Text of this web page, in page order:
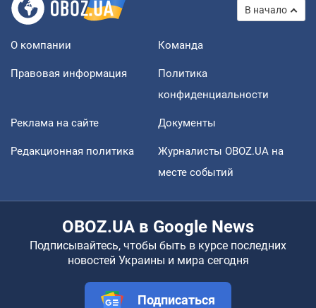
В начало
О компании Команда
Правовая информация
Политика
конфиденциальности
Реклама на сайте Документы
Редакционная политика
Журналисты OBOZ.UA на
месте событий
OBOZ.UA в Google News
Подписывайтесь, чтобы быть в курсе последних
новостей Украины и мира сегодня
Подписаться